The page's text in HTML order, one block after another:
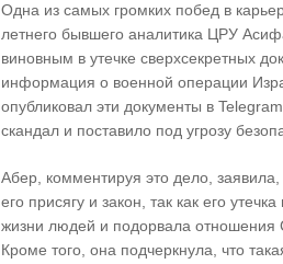
Одна из самых громких побед в
летнего бывшего аналитика ЦРУ
виновным в утечке сверхсекретных
информация о военной операции
опубликовал эти документы в
скандал и поставило под угрозу
Абер, комментируя это дело,
его присягу и закон, так как его
жизни людей и подорвала отношения
Кроме того, она подчеркнула, что